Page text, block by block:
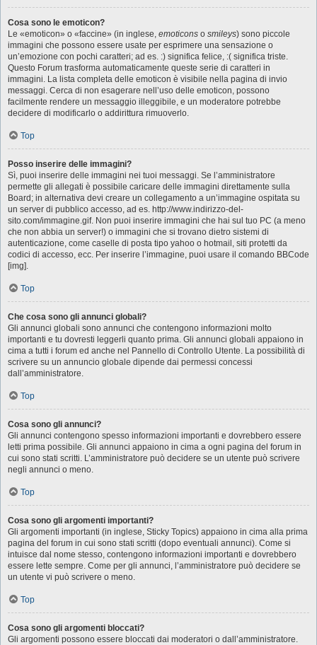
Cosa sono le emoticon?
Le «emoticon» o «faccine» (in inglese, emoticons o smileys) sono piccole
immagini che possono essere usate per esprimere una sensazione o
un’emozione con pochi caratteri; ad es. :) significa felice, :( significa triste.
Questo Forum trasforma automaticamente queste serie di caratteri in
immagini. La lista completa delle emoticon è visibile nella pagina di invio
messaggi. Cerca di non esagerare nell’uso delle emoticon, possono
facilmente rendere un messaggio illeggibile, e un moderatore potrebbe
decidere di modificarlo o addirittura rimuoverlo.
Top
Posso inserire delle immagini?
Sì, puoi inserire delle immagini nei tuoi messaggi. Se l’amministratore
permette gli allegati è possibile caricare delle immagini direttamente sulla
Board; in alternativa devi creare un collegamento a un’immagine ospitata su
un server di pubblico accesso, ad es. http://www.indirizzo-del-
sito.com/immagine.gif. Non puoi inserire immagini che hai sul tuo PC (a meno
che non abbia un server!) o immagini che si trovano dietro sistemi di
autenticazione, come caselle di posta tipo yahoo o hotmail, siti protetti da
codici di accesso, ecc. Per inserire l’immagine, puoi usare il comando BBCode
[img].
Top
Che cosa sono gli annunci globali?
Gli annunci globali sono annunci che contengono informazioni molto
importanti e tu dovresti leggerli quanto prima. Gli annunci globali appaiono in
cima a tutti i forum ed anche nel Pannello di Controllo Utente. La possibilità di
scrivere su un annuncio globale dipende dai permessi concessi
dall’amministratore.
Top
Cosa sono gli annunci?
Gli annunci contengono spesso informazioni importanti e dovrebbero essere
letti prima possibile. Gli annunci appaiono in cima a ogni pagina del forum in
cui sono stati scritti. L’amministratore può decidere se un utente può scrivere
negli annunci o meno.
Top
Cosa sono gli argomenti importanti?
Gli argomenti importanti (in inglese, Sticky Topics) appaiono in cima alla prima
pagina del forum in cui sono stati scritti (dopo eventuali annunci). Come si
intuisce dal nome stesso, contengono informazioni importanti e dovrebbero
essere lette sempre. Come per gli annunci, l’amministratore può decidere se
un utente vi può scrivere o meno.
Top
Cosa sono gli argomenti bloccati?
Gli argomenti possono essere bloccati dai moderatori o dall’amministratore.